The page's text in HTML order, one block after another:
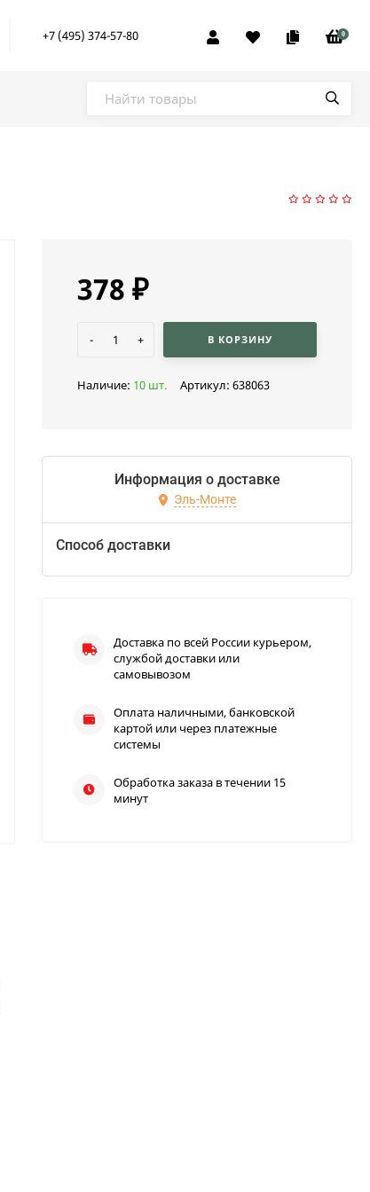
+7 (495) 374-57-80 0
378 ₽
- + В КОРЗИНУ
Наличие: 10 шт. Артикул: 638063
Информация о доставке
Эль-Монте
Способ доставки
Доставка по всей России курьером,
службой доставки или
самовывозом
Оплата наличными, банковской
картой или через платежные
системы
Обработка заказа в течении 15
минут